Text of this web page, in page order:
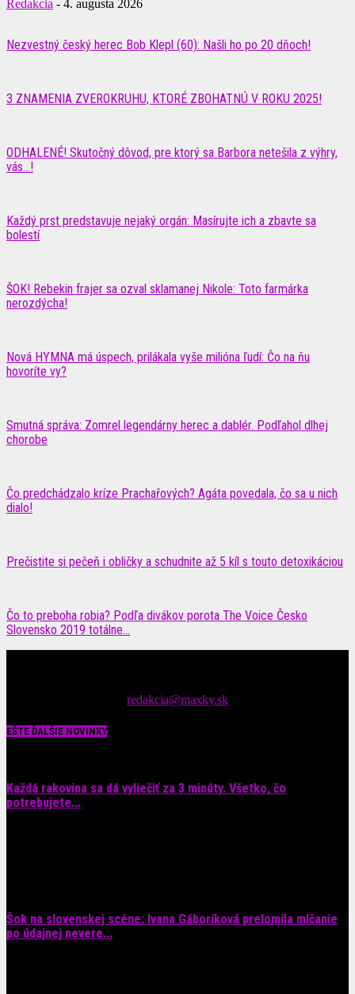
Redakcia - 4. augusta 2026
Nezvestný český herec Bob Klepl (60): Našli ho po 20 dňoch!
3 ZNAMENIA ZVEROKRUHU, KTORÉ ZBOHATNÚ V ROKU 2025!
ODHALENÉ! Skutočný dôvod, pre ktorý sa Barbora netešila z výhry,
vás…!
Každý prst predstavuje nejaký orgán: Masírujte ich a zbavte sa
bolestí
ŠOK! Rebekin frajer sa ozval sklamanej Nikole: Toto farmárka
nerozdýcha!
Nová HYMNA má úspech, prilákala vyše milióna ľudí: Čo na ňu
hovoríte vy?
Smutná správa: Zomrel legendárny herec a dablér. Podľahol dlhej
chorobe
Čo predchádzalo kríze Prachařových? Agáta povedala, čo sa u nich
dialo!
Prečistite si pečeň i obličky a schudnite až 5 kíl s touto detoxikáciou
Čo to preboha robia? Podľa divákov porota The Voice Česko
Slovensko 2019 totálne...
redakcia@maxky.sk
EŠTE ĎALŠIE NOVINKY
Každá rakovina sa dá vyliečiť za 3 minúty. Všetko, čo
potrebujete...
Šok na slovenskej scéne: Ivana Gáboríková prelomila mlčanie
po údajnej nevere...